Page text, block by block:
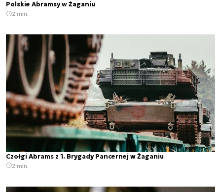
Polskie Abramsy w Żaganiu
2 min.
Czołgi Abrams z 1. Brygady Pancernej w Żaganiu
2 min.